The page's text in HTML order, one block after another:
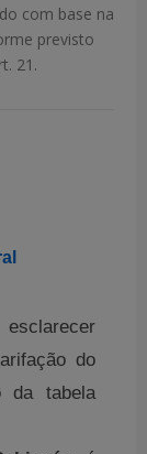
com base na
previsto
21.